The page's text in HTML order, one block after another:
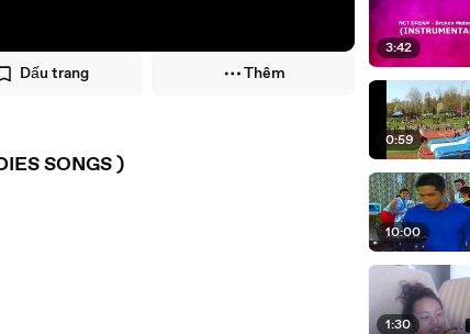
Dấu trang Thêm
SONGS )
3:42
0:59
10:00
1:30